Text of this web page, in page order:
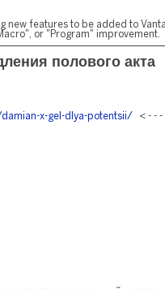
new features to be added to
or "Program" improvement.
полового акта
x-gel-dlya-potentsii/ < - -